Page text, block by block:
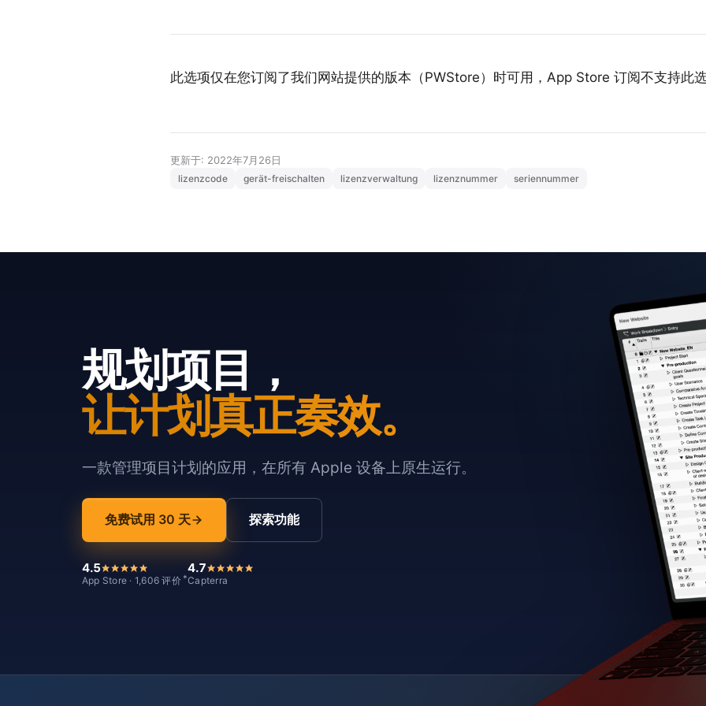
此选项仅在您订阅了我们网站提供的版本（PWStore）时可用，App Store 订阅不支持此
更新于: 2022年7月26日
lizenzcode gerät-freischalten lizenzverwaltung lizenznummer seriennummer
规划项目，
让计划真正奏效。
一款管理项目计划的应用，在所有 Apple 设备上原生运行。
免费试用 30 天 探索功能
4.5
App Store · 1,606 评价 *
4.7
Capterra